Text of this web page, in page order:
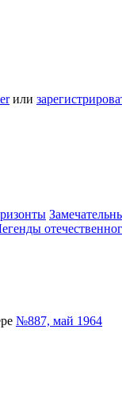
или
№887, май 1964